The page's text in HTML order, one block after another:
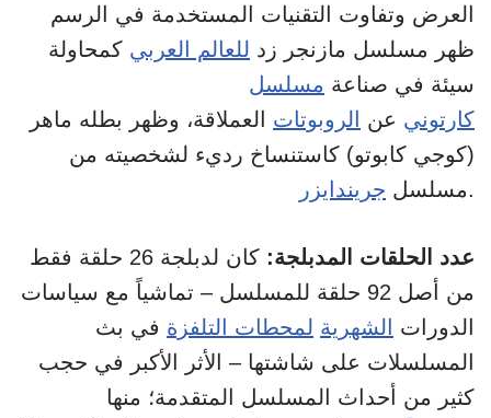
العرض وتفاوت التقنيات المستخدمة في الرسم
ظهر مسلسل مازنجر زد للعالم العربي كمحاولة
سيئة في صناعة مسلسل
كارتوني عن الروبوتات العملاقة، وظهر بطله ماهر
(كوجي كابوتو) كاستنساخ رديء لشخصيته من
مسلسل جريندايزر .
عدد الحلقات المدبلجة:
كان لدبلجة 26 حلقة فقط
من أصل 92 حلقة للمسلسل – تماشياً مع سياسات
الدورات الشهرية لمحطات التلفزة في بث
المسلسلات على شاشتها – الأثر الأكبر في حجب
كثير من أحداث المسلسل المتقدمة؛ منها